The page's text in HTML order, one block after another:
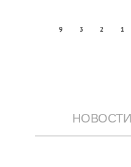
9 3 2 1